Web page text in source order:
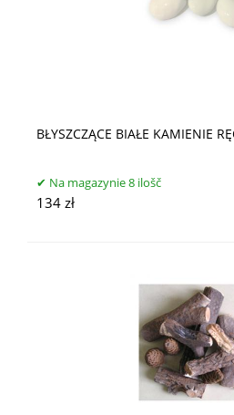
BŁYSZCZĄCE BIAŁE KAMIENIE
Na magazynie 8 ilošč
134 zł